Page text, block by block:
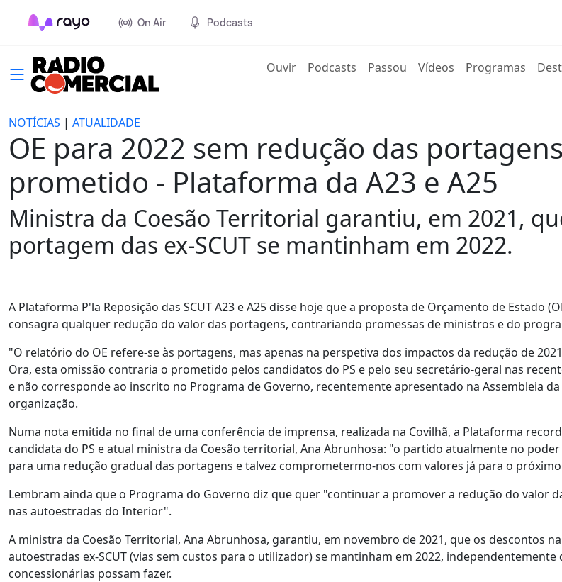
On Air Podcasts
Ouvir(current)
Podcasts Passou Vídeos Programas
NOTÍCIAS | ATUALIDADE
OE para 2022 sem redução das
prometido - Plataforma da A23 e A25
Ministra da Coesão Territorial garantiu, em 2021,
portagem das ex-SCUT se mantinham em 2022.
A Plataforma P'la Reposição das SCUT A23 e A25 disse hoje que a proposta de Orçamento de Estado
consagra qualquer redução do valor das portagens, contrariando promessas de ministros e do
"O relatório do OE refere-se às portagens, mas apenas na perspetiva dos impactos da redução de
Ora, esta omissão contraria o prometido pelos candidatos do PS e pelo seu secretário-geral nas
e não corresponde ao inscrito no Programa de Governo, recentemente apresentado na Assembleia
organização.
Numa nota emitida no final de uma conferência de imprensa, realizada na Covilhã, a Plataforma
candidata do PS e atual ministra da Coesão territorial, Ana Abrunhosa: "o partido atualmente no poder
para uma redução gradual das portagens e talvez comprometermo-nos com valores já para o
Lembram ainda que o Programa do Governo diz que quer "continuar a promover a redução do valor
nas autoestradas do Interior".
A ministra da Coesão Territorial, Ana Abrunhosa, garantiu, em novembro de 2021, que os descontos
autoestradas ex-SCUT (vias sem custos para o utilizador) se mantinham em 2022, independentemente
concessionárias possam fazer.